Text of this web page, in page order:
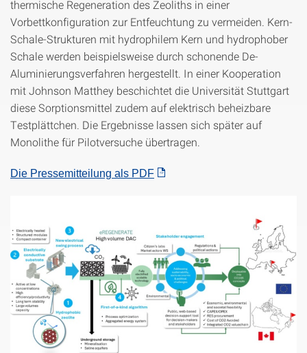
thermische Regeneration des Zeoliths in einer
Vorbettkonfiguration zur Entfeuchtung zu vermeiden. Kern-
Schale-Strukturen mit hydrophilem Kern und hydrophober
Schale werden beispielsweise durch schonende De-
Aluminierungsverfahren hergestellt. In einer Kooperation
mit Johnson Matthey beschichtet die Universität Stuttgart
diese Sorptionsmittel zudem auf elektrisch beheizbare
Testplättchen. Die Ergebnisse lassen sich später auf
Monolithe für Pilotversuche übertragen.
Die Pressemitteilung als PDF